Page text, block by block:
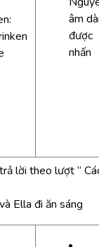
âm
được
nhấn
lời theo lượt “
Ella đi ăn sáng